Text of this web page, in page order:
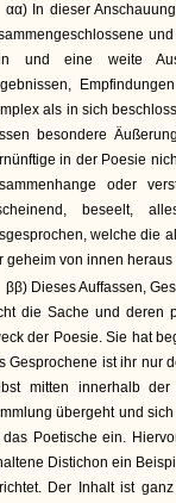
αα) In dieser
und eine weite
als in sich
besondere
in der Poesie
oder
beseelt,
welche die
geheim von innen heraus
ββ) Dieses Auffassen,
die Sache und deren
der Poesie. Sie hat
Gesprochene ist ihr nur
mitten innerhalb
übergeht und
das Poetische ein.
Distichon ein
Der Inhalt ist